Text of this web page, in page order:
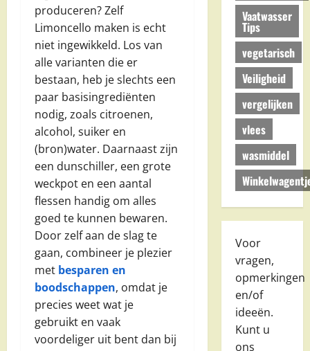
produceren? Zelf
Limoncello maken is echt
niet ingewikkeld. Los van
alle varianten die er
bestaan, heb je slechts een
paar basisingrediënten
nodig, zoals citroenen,
alcohol, suiker en
(bron)water. Daarnaast zijn
een dunschiller, een grote
weckpot en een aantal
flessen handig om alles
goed te kunnen bewaren.
Door zelf aan de slag te
gaan, combineer je plezier
met besparen en
boodschappen, omdat je
precies weet wat je
gebruikt en vaak
voordeliger uit bent dan bij
Vaatwasser
Tips
vegetarisch
Veiligheid
vergelijken
vlees
wasmiddel
Voor
vragen,
opmerkingen
en/of
ideeën.
Kunt u
ons